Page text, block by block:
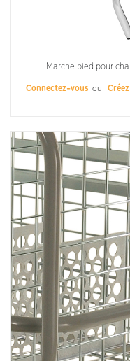
Marche pied pour
Connectez-vous ou